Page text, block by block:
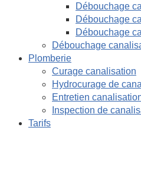
Débouchage
Débouchage
Débouchage
Débouchage
Plomberie
Curage canalisation
Hydrocurage de
Entretien
Inspection de
Tarifs